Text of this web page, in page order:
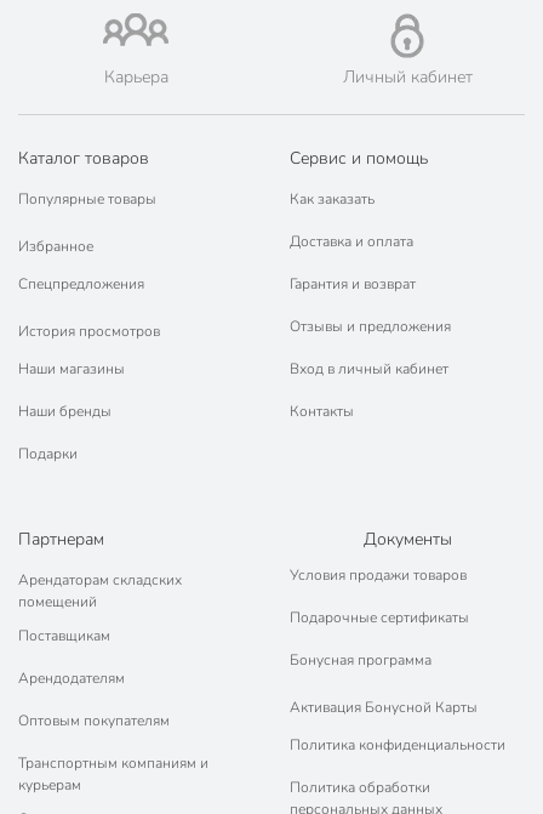
Карьера Личный кабинет
Каталог товаров
Популярные товары
Избранное
Спецпредложения
История просмотров
Наши магазины
Наши бренды
Подарки
Сервис и помощь
Как заказать
Доставка и оплата
Гарантия и возврат
Отзывы и предложения
Вход в личный кабинет
Контакты
Партнерам
Арендаторам складских
помещений
Поставщикам
Арендодателям
Оптовым покупателям
Транспортным компаниям и
курьерам
Документы
Условия продажи товаров
Подарочные сертификаты
Бонусная программа
Активация Бонусной Карты
Политика конфиденциальности
Политика обработки
персональных данных